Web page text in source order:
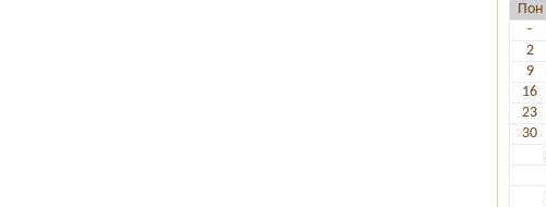
Пон
-
2
9
16
23
30